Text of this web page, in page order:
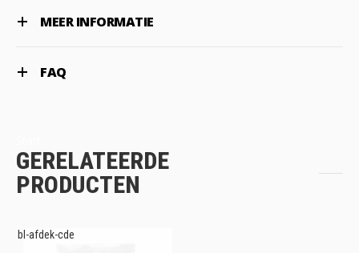
MEER INFORMATIE
FAQ
GERELATEERDE
PRODUCTEN
bl-afdek-cde